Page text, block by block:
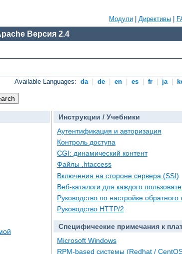
Модули Директивы
Версия 2.4
Available Languages: da de en es fr ja
Инструкции / Учебники
Аутентификация и авторизация
Контроль доступа
CGI: динамический контент
Файлы .htaccess
Включения на стороне сервера (SSI)
Веб-каталоги для каждого
Руководство по настройке обратного
Руководство HTTP/2
Специфические примечания к
Microsoft Windows
RPM-based системы (Redhat /